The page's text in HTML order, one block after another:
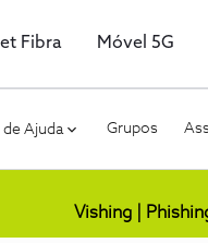
Fibra Móvel 5G
Ajuda Grupos
Vishing |